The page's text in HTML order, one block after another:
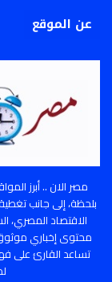
عن الموقع
مصر الان .. أبرز
بلحظة، إلى جانب
الاقتصاد المصري،
محتوى إخباري
تساعد القارئ على